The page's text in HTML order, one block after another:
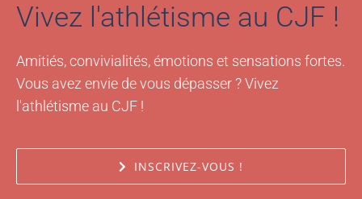
Vivez l'athlétisme au CJF !
Amitiés, convivialités, émotions et sensations fortes.
Vous avez envie de vous dépasser ? Vivez
l'athlétisme au CJF !
INSCRIVEZ-VOUS !